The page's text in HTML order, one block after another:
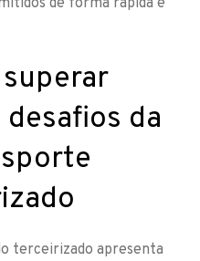
de forma rápida e
da
terceirizado apresenta